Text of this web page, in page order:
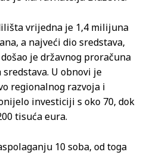
vrijedna je 1,4 milijuna
a najveći dio sredstava,
je državnog proračuna
U obnovi je
regionalnog razvoja i
investiciji s oko 70, dok
tisuća eura.
10 soba, od toga